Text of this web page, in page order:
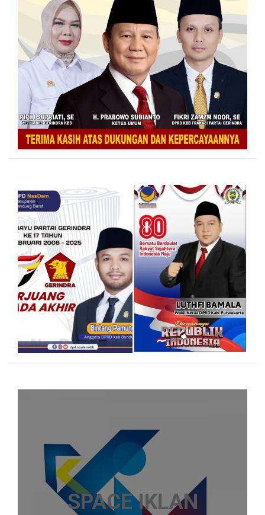
SPACE IKLAN